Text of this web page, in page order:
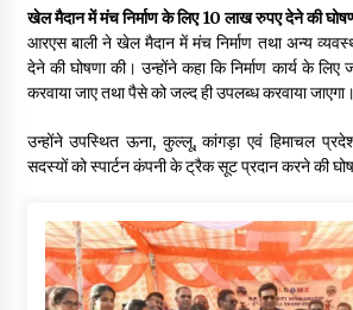
खेल मैदान में मंच निर्माण के लिए 10 लाख रुपए देने की
आरएस बाली ने खेल मैदान में मंच निर्माण तथा अन्य
देने की घोषणा की। उन्होंने कहा कि निर्माण कार्य के
करवाया जाए तथा पैसे को जल्द ही उपलब्ध करवाया जाएगा।
उन्होंने उपस्थित ऊना, कुल्लू, कांगड़ा एवं हिमाचल
सदस्यों को स्पार्टन कंपनी के ट्रैक सूट प्रदान करने की